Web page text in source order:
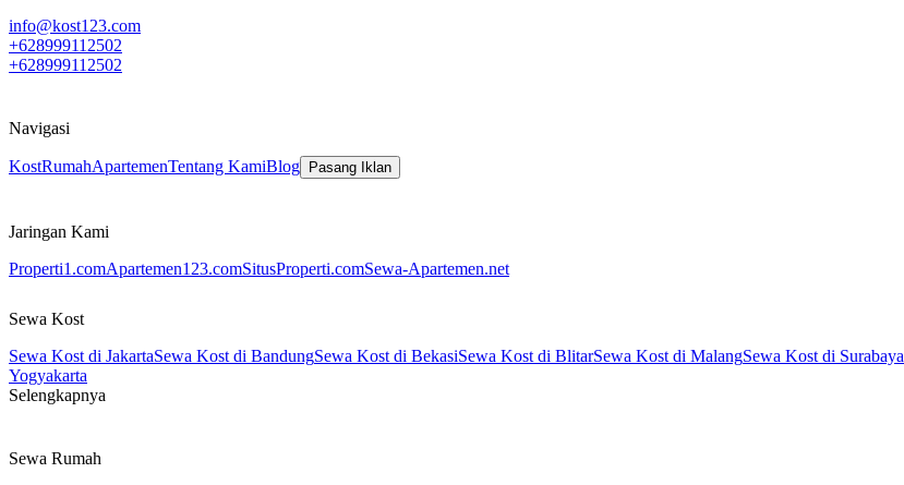
info@kost123.com
+628999112502
+628999112502
Navigasi
KostRumahApartemenTentang KamiBlog Pasang Iklan
Jaringan Kami
Properti1.comApartemen123.comSitusProperti.comSewa-Apartemen.net
Sewa Kost
Sewa Kost di JakartaSewa Kost di BandungSewa Kost di BekasiSewa Kost di BlitarSewa Kost di MalangSewa Kost di Surabaya
Yogyakarta
Selengkapnya
Sewa Rumah